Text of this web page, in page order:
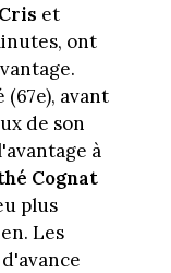
Cris et
ont
(67e), avant
de son
à
Cognat
plus
Les